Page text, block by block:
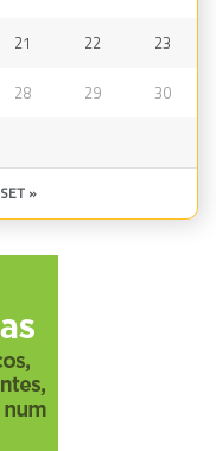
21 22 23
28 29 30
SET »